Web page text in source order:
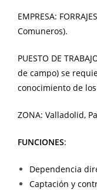
EMPRESA:
Comuneros).
PUESTO DE
de campo) se
conocimiento de
ZONA: Valladolid,
FUNCIONES:
Dependencia
Captación y